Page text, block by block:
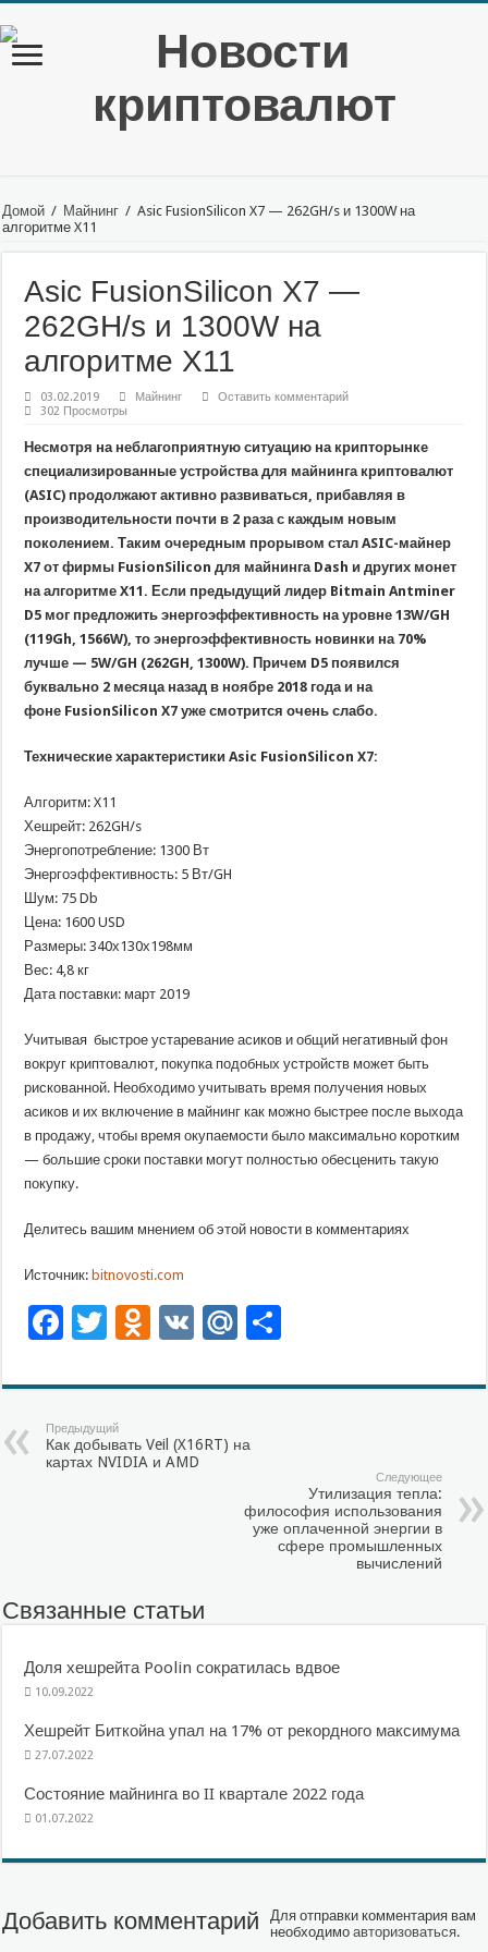
Домой / Майнинг / Asic FusionSilicon X7 — 262GH/s и 1300W на
алгоритме X11
Asic FusionSilicon X7 —
262GH/s и 1300W на
алгоритме X11
03.02.2019 Майнинг
Оставить комментарий
302 Просмотры
Несмотря на неблагоприятную ситуацию на крипторынке
специализированные устройства для майнинга криптовалют
(ASIC) продолжают активно развиваться, прибавляя в
производительности почти в 2 раза с каждым новым
поколением. Таким очередным прорывом стал ASIC-майнер
X7 от фирмы FusionSilicon для майнинга Dash и других монет
на алгоритме X11. Если предыдущий лидер Bitmain Antminer
D5 мог предложить энергоэффективность на уровне 13W/GH
(119Gh, 1566W), то энергоэффективность новинки на 70%
лучше — 5W/GH (262GH, 1300W). Причем D5 появился
буквально 2 месяца назад в ноябре 2018 года и на
фоне FusionSilicon X7 уже смотрится очень слабо.
Технические характеристики Asic FusionSilicon X7:
Алгоритм: X11
Хешрейт: 262GH/s
Энергопотребление: 1300 Вт
Энергоэффективность: 5 Вт/GH
Шум: 75 Db
Цена: 1600 USD
Размеры: 340х130х198мм
Вес: 4,8 кг
Дата поставки: март 2019
Учитывая быстрое устаревание асиков и общий негативный фон
вокруг криптовалют, покупка подобных устройств может быть
рискованной. Необходимо учитывать время получения новых
асиков и их включение в майнинг как можно быстрее после выхода
в продажу, чтобы время окупаемости было максимально коротким
— большие сроки поставки могут полностью обесценить такую
покупку.
Делитесь вашим мнением об этой новости в комментариях
Источник: bitnovosti.com
Facebook
Twitter
Odnoklassniki
VK Mail.Ru
Предыдущий
Как добывать Veil (X16RT) на
картах NVIDIA и AMD
Следующее
Утилизация тепла:
философия использования
уже оплаченной энергии в
сфере промышленных
вычислений
Связанные статьи
Доля хешрейта Poolin сократилась вдвое
10.09.2022
Хешрейт Биткойна упал на 17% от рекордного максимума
27.07.2022
Состояние майнинга во II квартале 2022 года
01.07.2022
Добавить комментарий
Для отправки комментария вам
необходимоавторизоваться.